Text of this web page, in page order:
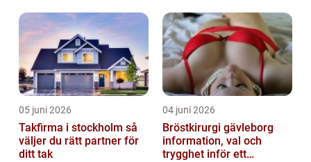
05 juni 2026
Takfirma i stockholm så
väljer du rätt partner för
ditt tak
04 juni 2026
Bröstkirurgi gävleborg
information, val och
trygghet inför ett